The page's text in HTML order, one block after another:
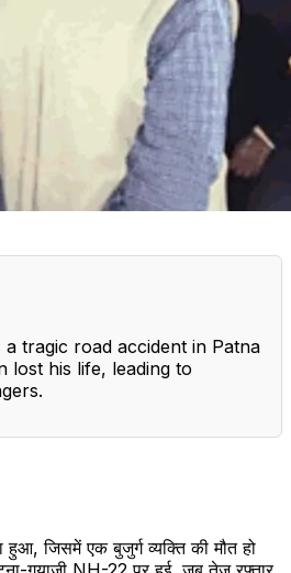
a tragic road accident in Patna
lost his life, leading to
जिसमें एक बुजुर्ग व्यक्ति की मौत हो